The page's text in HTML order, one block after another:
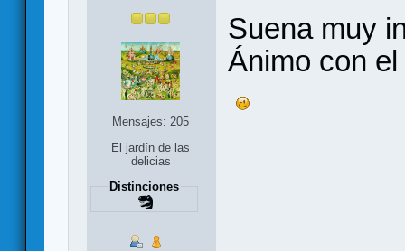
Mensajes: 205
El jardín de las
delicias
Distinciones
Suena muy
Ánimo con